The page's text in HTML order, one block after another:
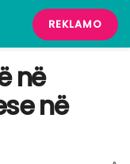
REKLAMO
në
në